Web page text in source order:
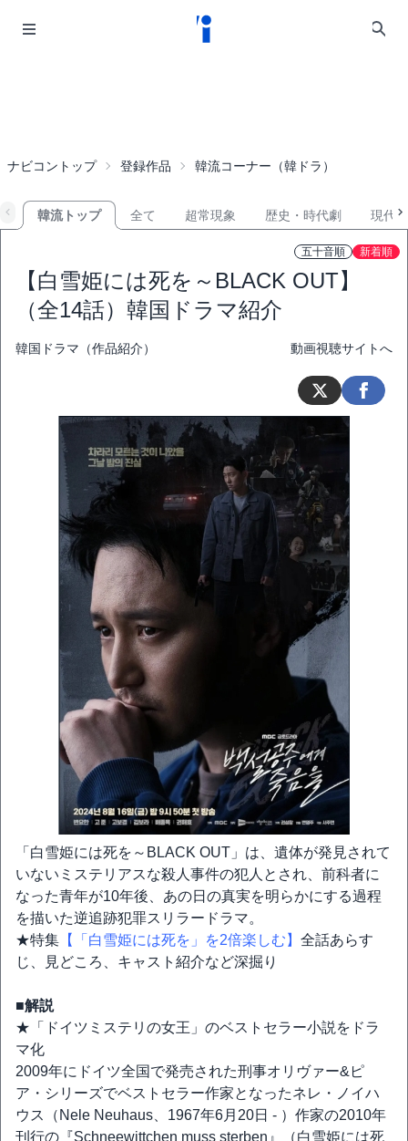
ナビコントップ 登録作品 韓流コーナー（韓ドラ）
韓流トップ 全て 超常現象 歴史・時代劇 現代
五十音順 新着順
【白雪姫には死を～BLACK OUT】
（全14話）韓国ドラマ紹介
韓国ドラマ（作品紹介） 動画視聴サイトへ
「白雪姫には死を～BLACK OUT」は、遺体が発見されて
いないミステリアスな殺人事件の犯人とされ、前科者に
なった青年が10年後、あの日の真実を明らかにする過程
を描いた逆追跡犯罪スリラードラマ。
★特集 【「白雪姫には死を」を2倍楽しむ】 全話あらす
じ、見どころ、キャスト紹介など深掘り
■解説
★「ドイツミステリの女王」のベストセラー小説をドラ
マ化
2009年にドイツ全国で発売された刑事オリヴァー&ピ
ア・シリーズでベストセラー作家となったネレ・ノイハ
ウス（Nele Neuhaus、1967年6月20日 - ）作家の2010年
刊行の『Schneewittchen muss sterben』（白雪姫には死